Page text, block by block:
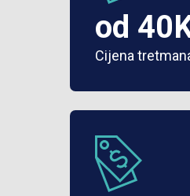
od
Cijena